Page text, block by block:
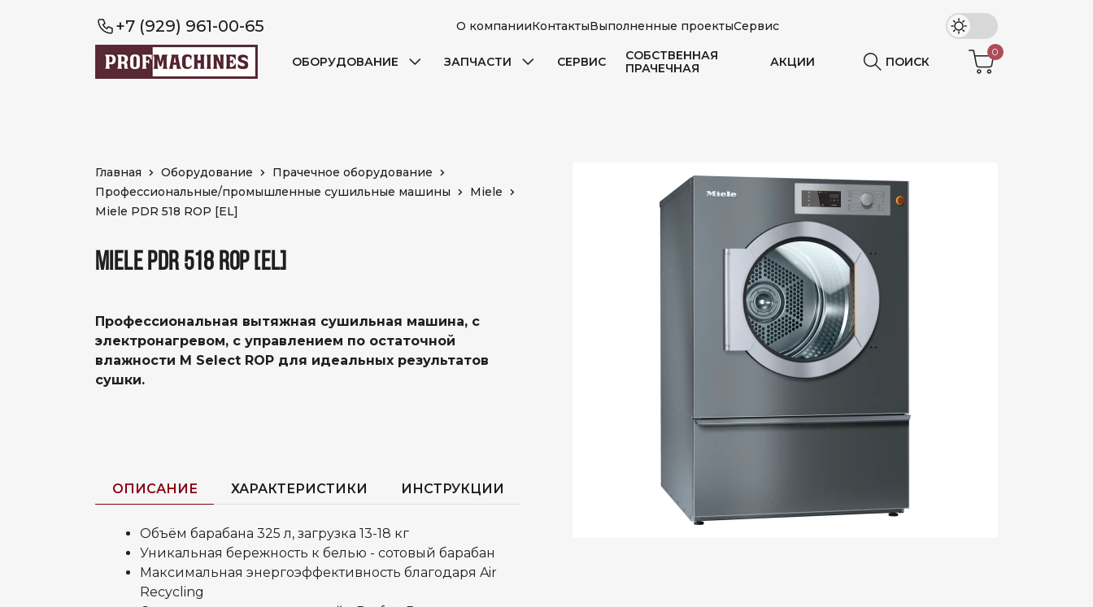
+7 (929) 961-00-65 О компанииКонтактыВыполненные проектыСервис
ОБОРУДОВАНИЕ ЗАПЧАСТИ СЕРВИС
СОБСТВЕННАЯ
ПРАЧЕЧНАЯ
АКЦИИ ПОИСК
0
Главная Оборудование
Прачечное оборудование
Профессиональные/промышленные сушильные машины
Miele
Miele PDR 518 ROP [EL]
MIELE PDR 518 ROP [EL]
Профессиональная вытяжная сушильная машина, с
электронагревом, с управлением по остаточной
влажности M Select ROP для идеальных результатов
сушки.
ОПИСАНИЕ ХАРАКТЕРИСТИКИ ИНСТРУКЦИИ
Объём барабана 325 л, загрузка 13-18 кг
Уникальная бережность к белью - сотовый барабан
Максимальная энергоэффективность благодаря Air
Recycling